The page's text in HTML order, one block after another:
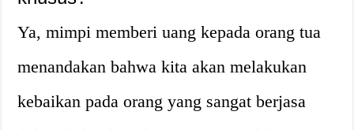
Ya, mimpi memberi uang kepada orang tua
menandakan bahwa kita akan melakukan
kebaikan pada orang yang sangat berjasa